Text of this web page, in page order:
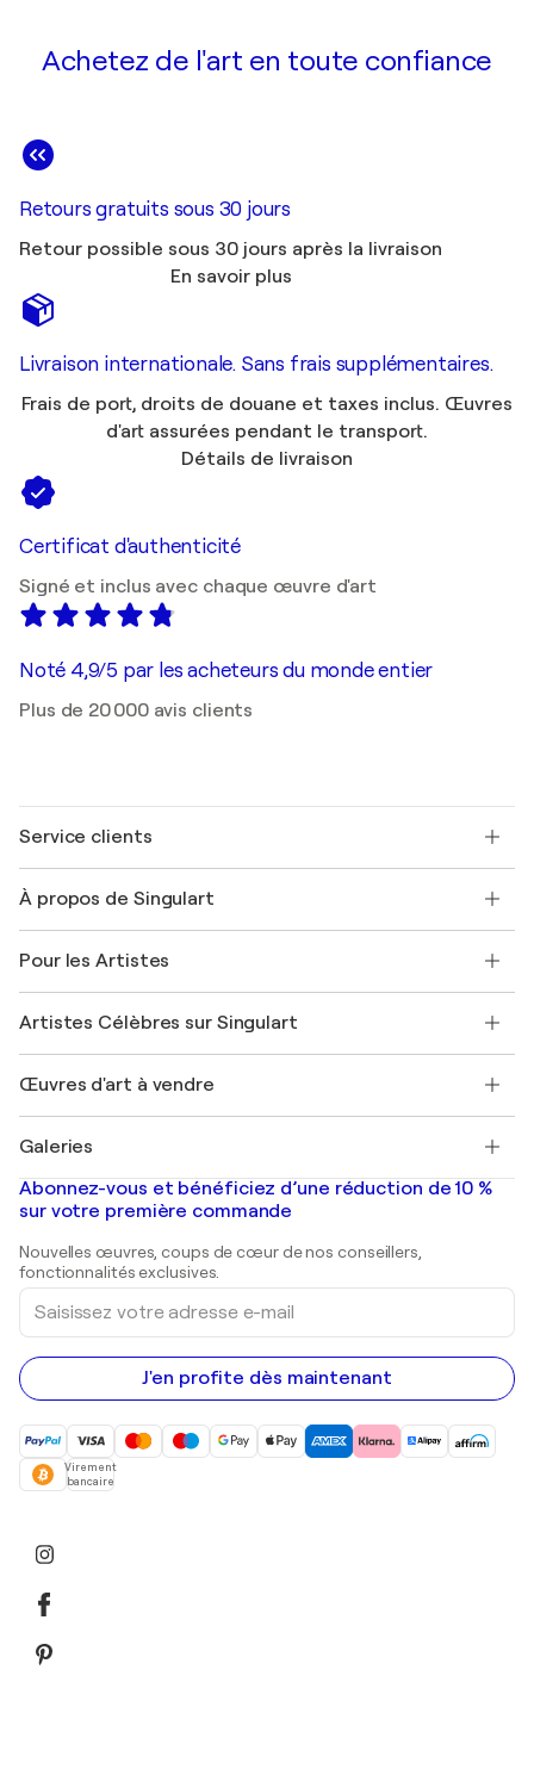
Achetez de l'art en toute confiance
Retours gratuits sous 30 jours
Retour possible sous 30 jours après la livraison
En savoir plus
Livraison internationale. Sans frais supplémentaires.
Frais de port, droits de douane et taxes inclus. Œuvres
d'art assurées pendant le transport.
Détails de livraison
Certificat d'authenticité
Signé et inclus avec chaque œuvre d'art
Noté 4,9/5 par les acheteurs du monde entier
Plus de 20 000 avis clients
Service clients
Expédition
Offrir une carte cadeau
Rejoignez notre programme commercial
Mon compte
+33 1 76 44 06 42
À propos de Singulart
FAQ
Magazine Singulart
Emplois
Découvrez une sélection d'art original
Pour les Artistes
Se connecter en tant qu'Artiste
Artistes Célèbres sur Singulart
Marc Chagall
Banksy
Mr. Brainwash
Shepard Fairey
Œuvres d'art à vendre
Tableaux abstraits à vendre
Peintures de paysage
Estampes
Peintures acryliques
Galeries
Galeries d'art en France
Galeries d'art en Belgique
Abonnez-vous et bénéficiez d’une réduction de 10 %
sur votre première commande
Nouvelles œuvres, coups de cœur de nos conseillers,
fonctionnalités exclusives.
Saisissez
votre
adresse
e-
mail
J'en profite dès maintenant
Virement
bancaire